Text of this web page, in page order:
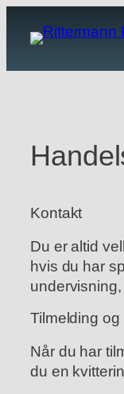
Kontakt
Du er altid
hvis du har
Tilmelding og
Når du har
du en